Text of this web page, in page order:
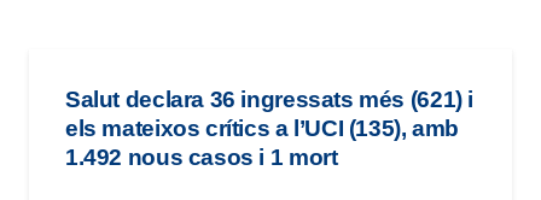
Salut declara 36 ingressats més (621) i
els mateixos crítics a l’UCI (135), amb
1.492 nous casos i 1 mort